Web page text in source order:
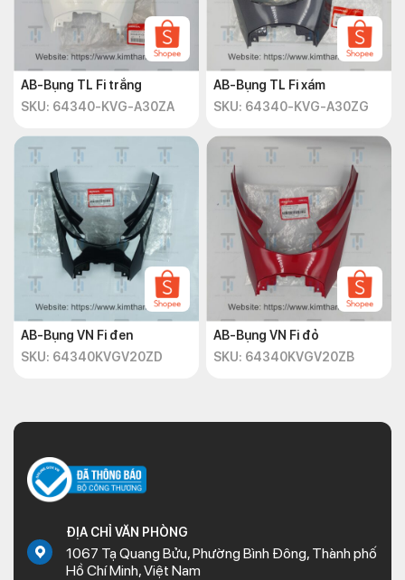
AB-Bụng TL Fi trắng
SKU: 64340-KVG-A30ZA
AB-Bụng TL Fi xám
SKU: 64340-KVG-A30ZG
AB-Bụng VN Fi đen
SKU: 64340KVGV20ZD
AB-Bụng VN Fi đỏ
SKU: 64340KVGV20ZB
ĐỊA CHỈ VĂN PHÒNG
1067 Tạ Quang Bửu, Phường Bình Đông, Thành phố
Hồ Chí Minh, Việt Nam